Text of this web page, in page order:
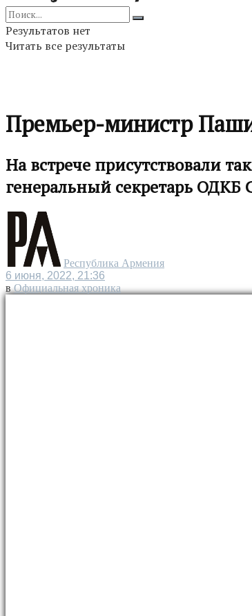
Результатов нет
Читать все результаты
Премьер-министр
На встрече присутствовали
генеральный секретарь ОДКБ
Республика Армения
6 июня, 2022, 21:36
в Официальная хроника